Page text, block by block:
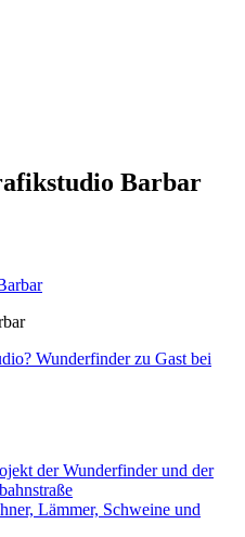
Barbar
Wunderfinder zu Gast bei
der Wunderfinder und der
Lämmer, Schweine und